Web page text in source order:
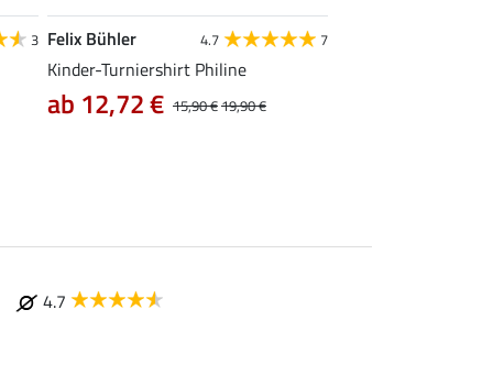
3 Felix Bühler 4.7 7
Kinder-Turniershirt Philine
15,90 €19,90 €
ab 12,72 €
4.7